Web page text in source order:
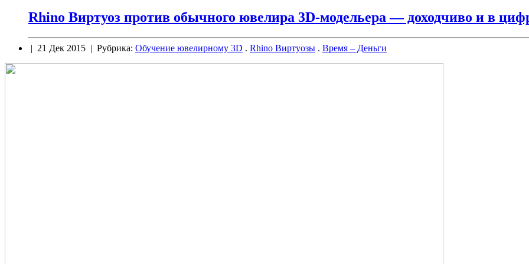
Rhino Виртуоз против обычного ювелира 3D-модельера — доходчиво и в
| 21 Дек 2015 | Рубрика: Обучение ювелирному 3D . Rhino Виртуозы . Время – Деньги